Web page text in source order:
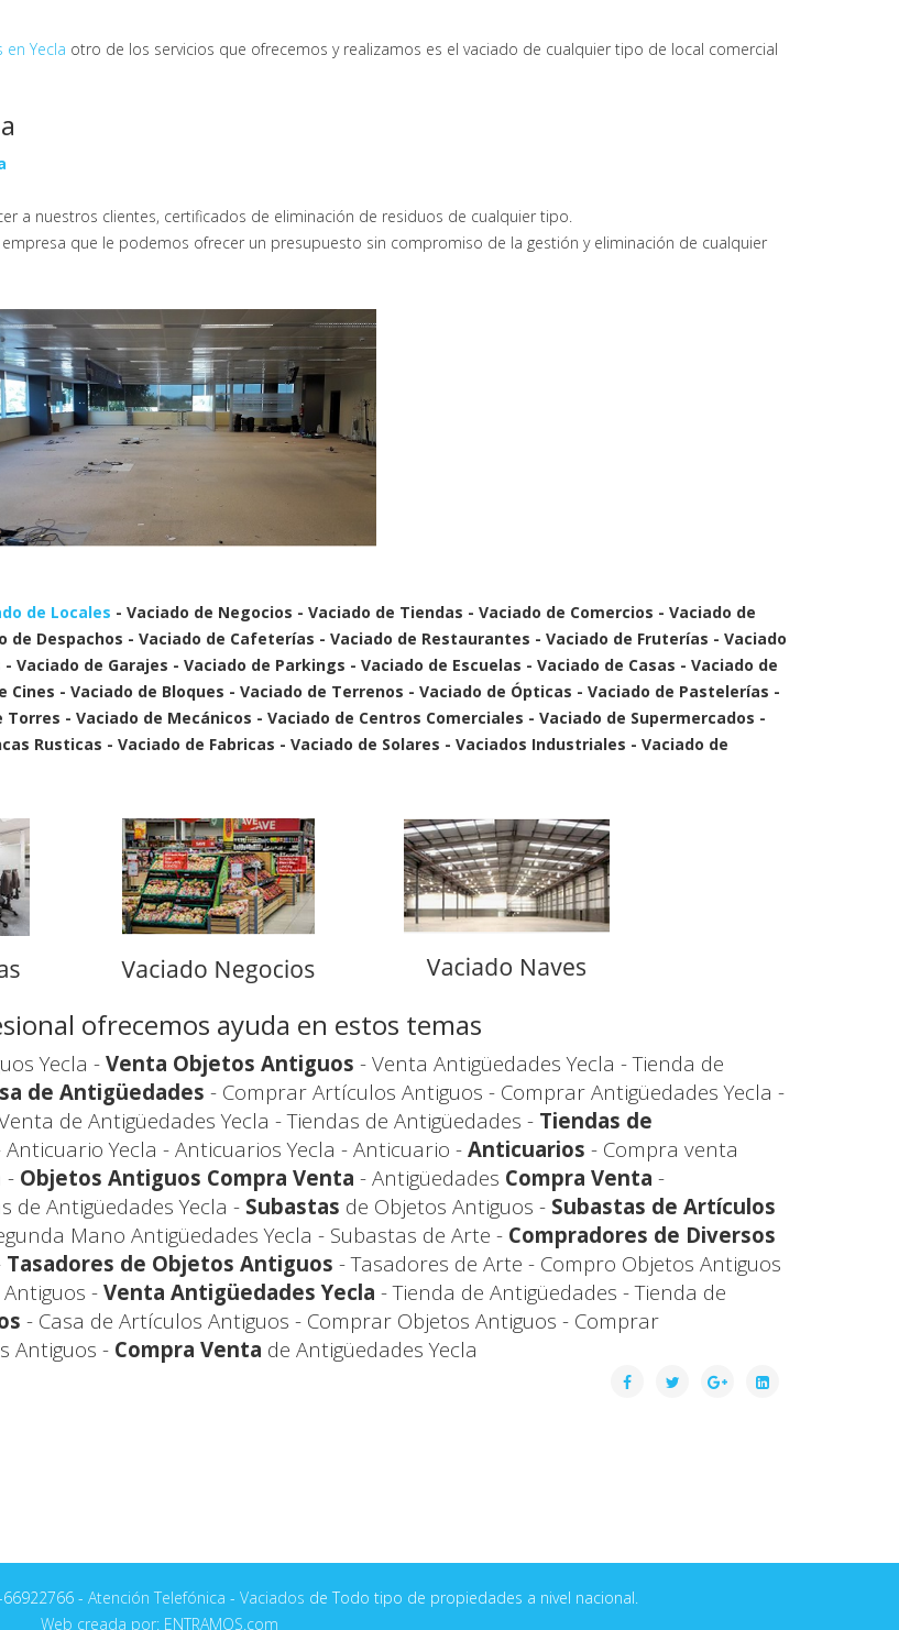
en Yecla otro de los servicios que ofrecemos y realizamos es el vaciado de cualquier tipo de local comercial
a nuestros clientes, certificados de eliminación de residuos de cualquier tipo.
que le podemos ofrecer un presupuesto sin compromiso de la gestión y eliminación de cualquier
de Locales - Vaciado de Negocios - Vaciado de Tiendas - Vaciado de Comercios - Vaciado de
Despachos - Vaciado de Cafeterías - Vaciado de Restaurantes - Vaciado de Fruterías - Vaciado
de Garajes - Vaciado de Parkings - Vaciado de Escuelas - Vaciado de Casas - Vaciado de
- Vaciado de Bloques - Vaciado de Terrenos - Vaciado de Ópticas - Vaciado de Pastelerías -
- Vaciado de Mecánicos - Vaciado de Centros Comerciales - Vaciado de Supermercados -
Rusticas - Vaciado de Fabricas - Vaciado de Solares - Vaciados Industriales - Vaciado de
ofrecemos ayuda en estos temas
Yecla -Venta Objetos Antiguos - Venta Antigüedades Yecla - Tienda de
de Antigüedades - Comprar Artículos Antiguos - Comprar Antigüedades Yecla -
de Antigüedades Yecla - Tiendas de Antigüedades - Tiendas de
Yecla - Anticuarios Yecla - Anticuario - Anticuarios - Compra venta
- Objetos Antiguos Compra Venta - Antigüedades Compra Venta -
de Antigüedades Yecla - Subastas de Objetos Antiguos - Subastas de Artículos
Mano Antigüedades Yecla - Subastas de Arte - Compradores de Diversos
Tasadores de Objetos Antiguos - Tasadores de Arte - Compro Objetos Antiguos
- Venta Antigüedades Yecla - Tienda de Antigüedades - Tienda de
- Casa de Artículos Antiguos - Comprar Objetos Antiguos - Comprar
Antiguos - Compra Venta de Antigüedades Yecla
- Atención Telefónica - Vaciados de Todo tipo de propiedades a nivel nacional.
Web creada por: ENTRAMOS.com